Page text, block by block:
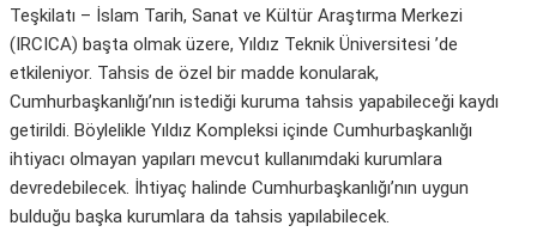
Teşkilatı – İslam Tarih, Sanat ve Kültür Araştırma Merkezi
(IRCICA) başta olmak üzere, Yıldız Teknik Üniversitesi ’de
etkileniyor. Tahsis de özel bir madde konularak,
Cumhurbaşkanlığı’nın istediği kuruma tahsis yapabileceği kaydı
getirildi. Böylelikle Yıldız Kompleksi içinde Cumhurbaşkanlığı
ihtiyacı olmayan yapıları mevcut kullanımdaki kurumlara
devredebilecek. İhtiyaç halinde Cumhurbaşkanlığı’nın uygun
bulduğu başka kurumlara da tahsis yapılabilecek.